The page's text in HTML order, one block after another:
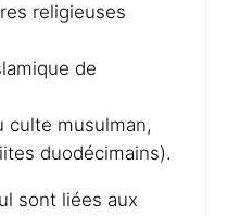
religieuses
de
culte musulman,
duodécimains).
sont liées aux